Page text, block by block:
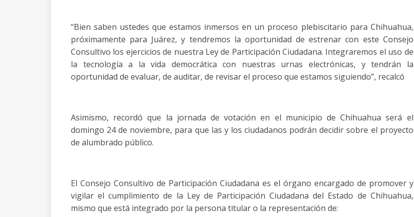
“Bien saben ustedes que estamos inmersos en un proceso plebiscitario para Chihuahua,
próximamente para Juárez, y tendremos la oportunidad de estrenar con este Consejo
Consultivo los ejercicios de nuestra Ley de Participación Ciudadana. Integraremos el uso de
la tecnología a la vida democrática con nuestras urnas electrónicas, y tendrán la
oportunidad de evaluar, de auditar, de revisar el proceso que estamos siguiendo”, recalcó
Asimismo, recordó que la jornada de votación en el municipio de Chihuahua será el
domingo 24 de noviembre, para que las y los ciudadanos podrán decidir sobre el proyecto
de alumbrado público.
El Consejo Consultivo de Participación Ciudadana es el órgano encargado de promover y
vigilar el cumplimiento de la Ley de Participación Ciudadana del Estado de Chihuahua,
mismo que está integrado por la persona titular o la representación de: